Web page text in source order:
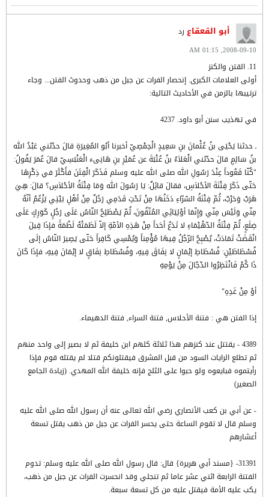
أبو القعقاع رد
2008-09-10, 01:15 AM
11. القتن والكنز
أولى العلامات الكبرى. إنحصار الفرات عن جبل من ذهب وحدوث الفتن... وجاء
ترتيبها بالزمن في الأحاديث التالية:
في تهذيب سنن أبو داود. 4237
ـ حدثنا يَحْيَى بنُ عُثْمانَ بنِ سَعِيدٍ الْحِمْصِيّ أخبرنا أبُو المُغِيرَةِ قالَ حدّثني عَبْدُ الله
بنُ سَالِمٍ قالَ حدّثني الْعَلاَءُ بنُ عُتْبَةَ عن عُمَيْرِ بنِ هَانِىء الْعَنْبَسِيّ قالَ عُمَرَ يَقُولُ:
"كُنّا قَعُوداً عِنْدَ رَسُولِ الله صلى الله عليه وسلم فَذَكَرَ الْفِتَنَ فأَكْثَرَ في ذِكْرِهَا
حَتّى ذَكَرَ فِتْنَةَ الأحْلاَسِ، فقالَ قائِلٌ: يَا رَسُولَ الله وَمَا فِتْنَةُ الأحْلاَسِ؟ قالَ: هِيَ
هَرَبٌ وَحَرْبٌ، ثُمّ فِتْنَةُ السّرّاءِ دَخَنُهَا مِنْ تَحْتِ قَدَمِي رَجُلٌ مِنْ أهْلِ بَيْتِي يَزْعُمُ أنّهُ
مِنّي وَلَيْسَ مِنّي وَإِنّمَا أوْلِيَائِي المُتّقُونَ، ثُمّ يَصْطَلِحُ النّاسُ عَلَى رَجُلٍ كَوَرِكٍ عَلَى
ضِلَعٍ، ثُمّ فِتْنَةُ الدّهْيْمَاءِ لا تَدَعُ أحَداً مِنْ هَذِهِ الأمّةِ إلاّ لَطَمَتْهُ لَطْمَةً فإذَا قِيلَ
انْقَضَتْ تَمَادَتْ، يُصْبِحُ الرّجُلُ فِيهَا مُؤْمِناً وَيُمْسِي كَافِراً حَتّى يَصِيرَ النّاسُ إلَى
فُسْطَاطَيْنِ: فُسْطَاطِ إيْمَانٍ لا نِفَاقَ فِيهِ، وَفُسْطَاطِ نِفَاقٍ لا إيْمَانَ فِيهِ، فإذَا كَانَ
ذَا كُمْ فَانْتَظِرُوا الدّجّالَ مِنْ يَوْمِهِ
أوْ مِنْ غَدِهِ"
إذا الفتن هي : فتنة الأحلاس, فتنة السراء, فتنة الدهيماء.
4389 - يقتتل عند كنزهم هذا ثلاثة كلهم ابن خليفة ثم لا بصير إلى واحد منهم
ثم تطلع الرايات السود من قبل المشرق فيقتلونكم قتلا لم يقتله قوم فإذا
رأيتموه فبايعوه ولو حبوا على الثلج فإنه خليفة الله المهدي. (زيادة الجامع
الصغير)
- عن أبي بن كعب الأنصاري رضي الله تعالى عنه أن رسول الله صلى الله عليه
وسلم قال لا تقوم الساعة حتى يحسر الفرات عن جبل من ذهب يقتل تسعة
أعشارهم ‏
31391- {مسند أبي هريرة} قال: قال رسول الله صلى الله عليه وسلم: تدوم
الفتنة الرابعة اثني عشر عاما ثم تنجلي وقد انحسرت الفرات عن جبل من ذهب،
يكب عليه الأمة فيقتل عليه من كل تسعة سبعة.